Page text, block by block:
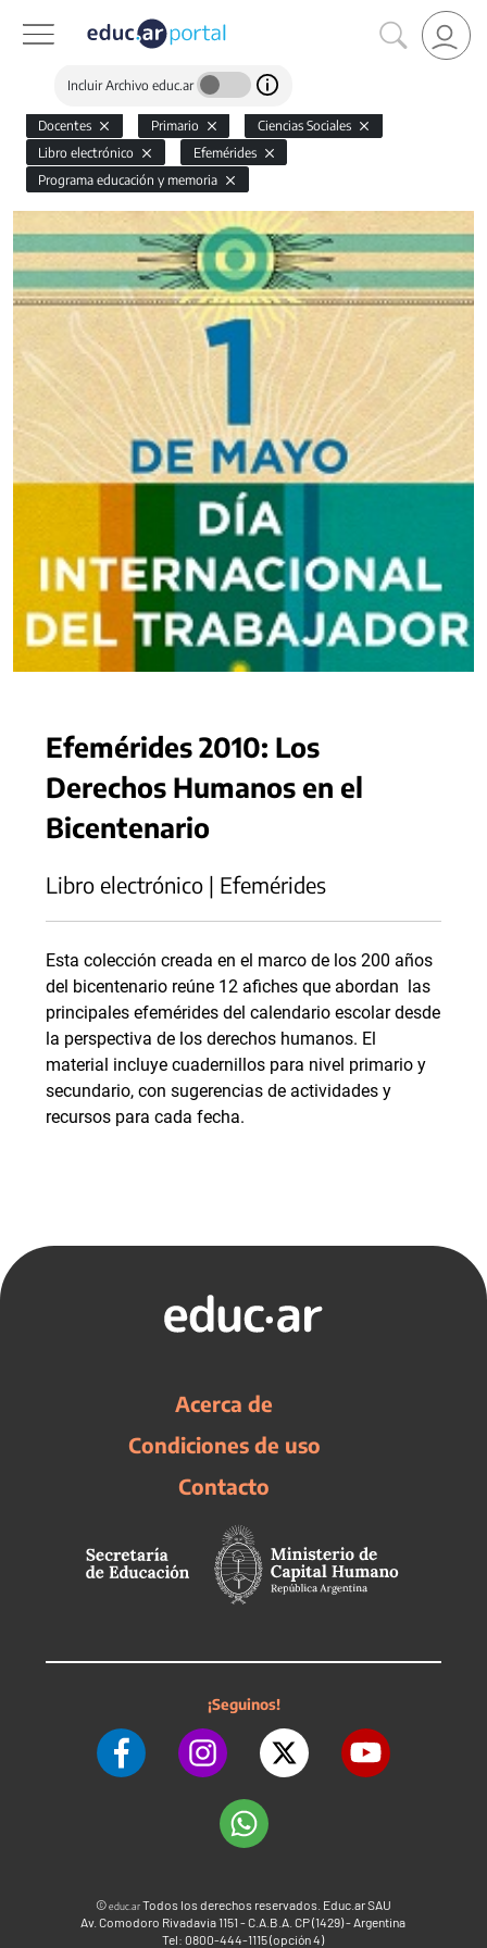
Incluir Archivo educ.ar
Docentes Primario
Ciencias Sociales
Libro electrónico
Efemérides
Programa educación y memoria
Efemérides 2010: Los
Derechos Humanos en el
Bicentenario
Libro electrónico | Efemérides
Esta colección creada en el marco de los 200 años
del bicentenario reúne 12 afiches que abordan las
principales efemérides del calendario escolar desde
la perspectiva de los derechos humanos. El
material incluye cuadernillos para nivel primario y
secundario, con sugerencias de actividades y
recursos para cada fecha.
Acerca de
Condiciones de uso
Contacto
¡Seguinos!
©educ.arTodos los derechos reservados. Educ.ar SAU
Av. Comodoro Rivadavia 1151 - C.A.B.A. CP (1429) - Argentina
Tel: 0800-444-1115 (opción 4)